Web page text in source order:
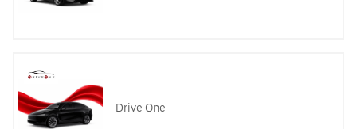
Drive One